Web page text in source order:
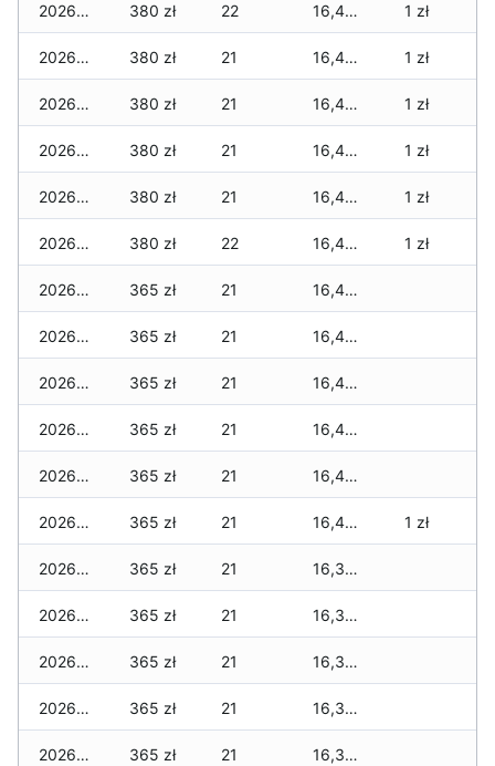
2026-03-31 380 zł 22 16,475 zł 1 zł
2026-03-30 380 zł 21 16,470 zł 1 zł
2026-03-29 380 zł 21 16,470 zł 1 zł
2026-03-28 380 zł 21 16,455 zł 1 zł
2026-03-27 380 zł 21 16,455 zł 1 zł
2026-03-26 380 zł 22 16,450 zł 1 zł
2026-03-25 365 zł 21 16,425 zł
2026-03-24 365 zł 21 16,425 zł
2026-03-23 365 zł 21 16,410 zł
2026-03-22 365 zł 21 16,410 zł
2026-03-21 365 zł 21 16,405 zł
2026-03-20 365 zł 21 16,405 zł 1 zł
2026-03-19 365 zł 21 16,390 zł
2026-03-18 365 zł 21 16,365 zł
2026-03-17 365 zł 21 16,360 zł
2026-03-16 365 zł 21 16,355 zł
2026-03-15 365 zł 21 16,330 zł